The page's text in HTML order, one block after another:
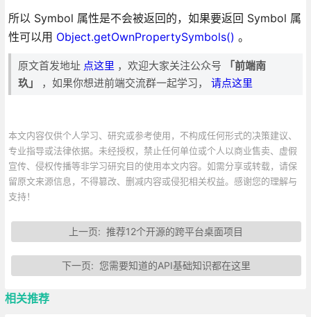
所以 Symbol 属性是不会被返回的，如果要返回 Symbol 属
性可以用 Object.getOwnPropertySymbols() 。
原文首发地址 点这里 ，欢迎大家关注公众号
「前端南
玖」
，如果你想进前端交流群一起学习， 请点这里
本文内容仅供个人学习、研究或参考使用，不构成任何形式的决策建议、
专业指导或法律依据。未经授权，禁止任何单位或个人以商业售卖、虚假
宣传、侵权传播等非学习研究目的使用本文内容。如需分享或转载，请保
留原文来源信息，不得篡改、删减内容或侵犯相关权益。感谢您的理解与
支持！
上一页:推荐12个开源的跨平台桌面项目
下一页: 您需要知道的API基础知识都在这里
相关推荐